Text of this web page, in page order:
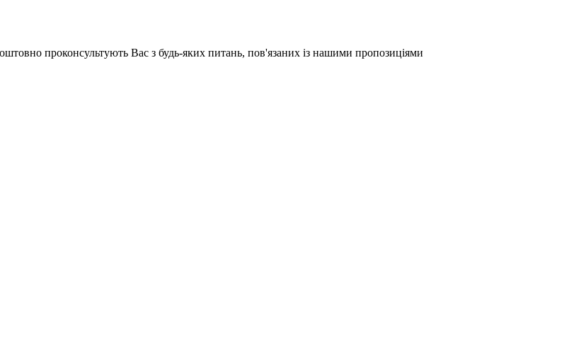
проконсультують Вас з будь-яких питань, пов'язаних із нашими пропозиціями